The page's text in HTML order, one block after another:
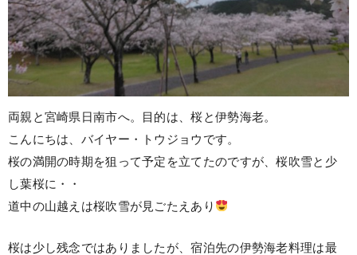
両親と宮崎県日南市へ。目的は、桜と伊勢海老。
こんにちは、バイヤー・トウジョウです。
桜の満開の時期を狙って予定を立てたのですが、桜吹雪と少
し葉桜に・・
道中の山越えは桜吹雪が見ごたえあり
桜は少し残念ではありましたが、宿泊先の伊勢海老料理は最